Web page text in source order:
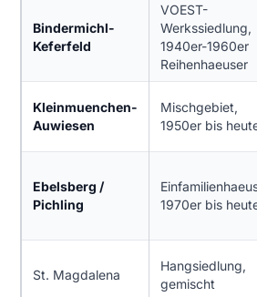
Bindermichl-
Keferfeld
VOEST-
Werkssiedlung,
1940er-1960er
Reihenhaeuser
Kleinmuenchen-
Auwiesen
Mischgebiet,
1950er bis
Ebelsberg /
Pichling
1970er bis
St. Magdalena
Hangsiedlung,
gemischt